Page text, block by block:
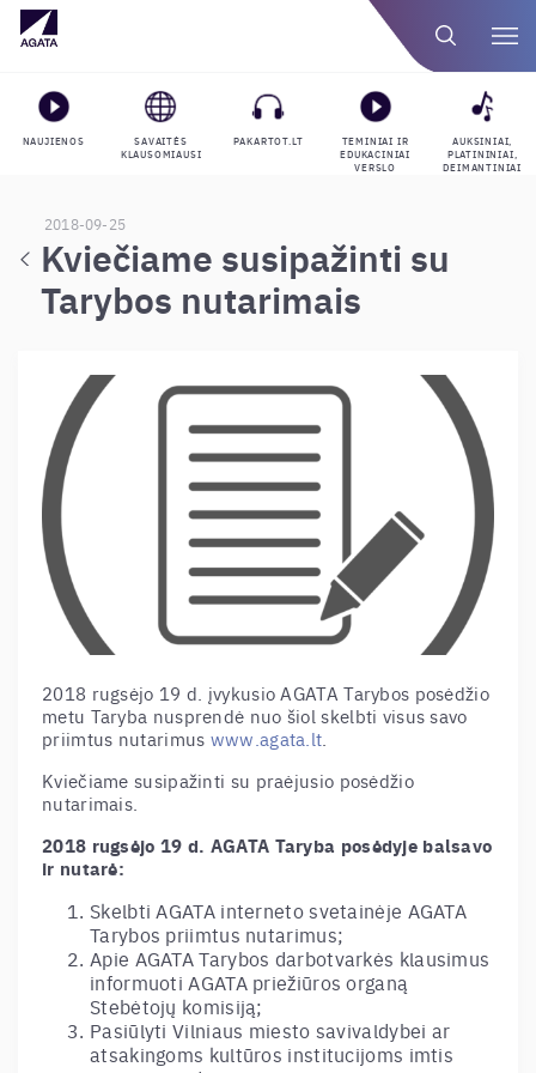
NAUJIENOS
SAVAITĖS
KLAUSOMIAUSI
PAKARTOT.LT
TEMINIAI IR
EDUKACINIAI
VERSLO
AUKSINIAI,
PLATININIAI,
DEIMANTINIAI
2018-09-25
Kviečiame susipažinti su
Tarybos nutarimais
2018 rugsėjo 19 d. įvykusio AGATA Tarybos posėdžio
metu Taryba nusprendė nuo šiol skelbti visus savo
priimtus nutarimus www.agata.lt
Kviečiame susipažinti su praėjusio posėdžio
nutarimais.
2018 rugsėjo 19 d. AGATA Taryba posėdyje balsavo
ir nutarė:
Skelbti AGATA interneto svetainėje AGATA
Tarybos priimtus nutarimus;
Apie AGATA Tarybos darbotvarkės klausimus
informuoti AGATA priežiūros organą
Stebėtojų komisiją;
Pasiūlyti Vilniaus miesto savivaldybei ar
atsakingoms kultūros institucijoms imtis